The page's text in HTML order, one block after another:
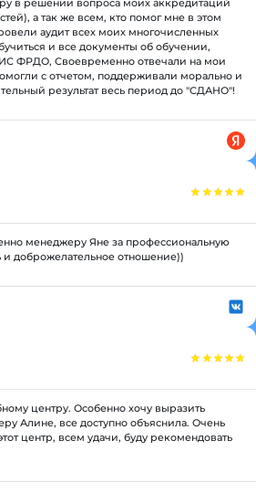
в решении вопроса моих аккредитаций
а так же всем, кто помог мне в этом
аудит всех моих многочисленных
и все документы об обучении,
ФРДО, Своевременно отвечали на мои
с отчетом, поддерживали морально и
результат весь период до "СДАНО"!
менеджеру Яне за профессиональную
и доброжелательное отношение))
центру. Особенно хочу выразить
Алине, все доступно объяснила. Очень
центр, всем удачи, буду рекомендовать